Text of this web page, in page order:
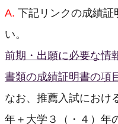
A. 下記リンクの成績証
い。
前期・出願に必要な情
書類の成績証明書の項
なお、推薦入試におけ
年＋大学３（・４）年